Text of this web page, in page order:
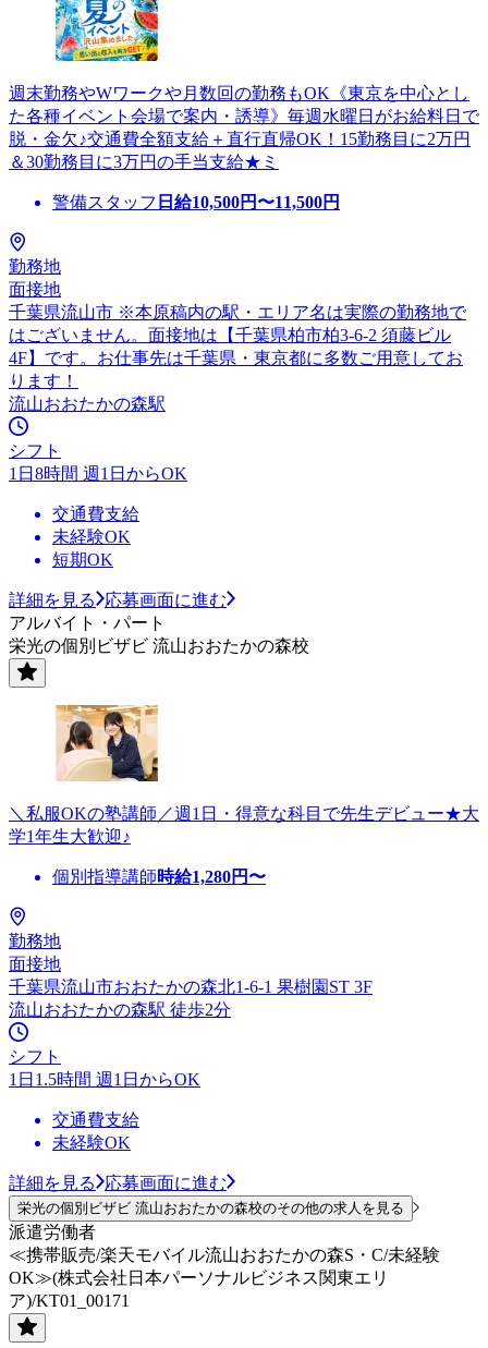
週末勤務やWワークや月数回の勤務もOK《東京を中心とし
た各種イベント会場で案内・誘導》毎週水曜日がお給料日で
脱・金欠♪交通費全額支給＋直行直帰OK！15勤務目に2万円
＆30勤務目に3万円の手当支給★ミ
警備スタッフ 日給10,500円〜11,500円
勤務地
面接地
千葉県流山市 ※本原稿内の駅・エリア名は実際の勤務地で
はございません。面接地は【千葉県柏市柏3-6-2 須藤ビル
4F】です。お仕事先は千葉県・東京都に多数ご用意してお
ります！
流山おおたかの森駅
シフト
1日8時間 週1日からOK
交通費支給
未経験OK
短期OK
詳細を見る
応募画面に進む
アルバイト・パート
栄光の個別ビザビ 流山おおたかの森校
＼私服OKの塾講師／週1日・得意な科目で先生デビュー★大
学1年生大歓迎♪
個別指導講師時給1,280円〜
勤務地
面接地
千葉県流山市おおたかの森北1-6-1 果樹園ST 3F
流山おおたかの森駅 徒歩2分
シフト
1日1.5時間 週1日からOK
交通費支給
未経験OK
詳細を見る 応募画面に進む
栄光の個別ビザビ 流山おおたかの森校のその他の求人を見る
派遣労働者
≪携帯販売/楽天モバイル流山おおたかの森S・C/未経験
OK≫(株式会社日本パーソナルビジネス関東エリ
ア)/KT01_00171